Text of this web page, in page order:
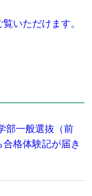
いただけます。
部一般選抜（前
格体験記が届き